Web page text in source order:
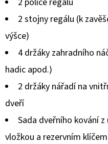
z
hvězdiček.
2 stojny regálu (k
výšce)
4 držáky zahradního
hadic apod.)
2 držáky nářadí na
dveří
Sada dveřního kování
vložkou a rezervním klíčem